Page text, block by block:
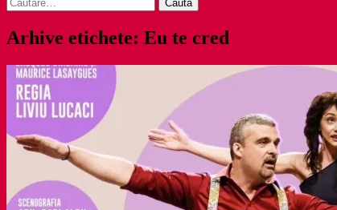
după:
Arhive etichete: Eu te cred